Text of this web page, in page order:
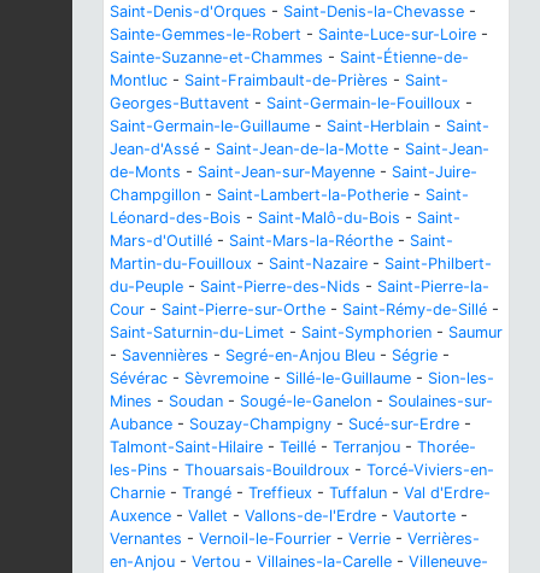
Saint-Denis-d'Orques - Saint-Denis-la-Chevasse -
Sainte-Gemmes-le-Robert - Sainte-Luce-sur-Loire -
Sainte-Suzanne-et-Chammes - Saint-Étienne-de-
Montluc - Saint-Fraimbault-de-Prières - Saint-
Georges-Buttavent - Saint-Germain-le-Fouilloux -
Saint-Germain-le-Guillaume - Saint-Herblain - Saint-
Jean-d'Assé - Saint-Jean-de-la-Motte - Saint-Jean-
de-Monts - Saint-Jean-sur-Mayenne - Saint-Juire-
Champgillon - Saint-Lambert-la-Potherie - Saint-
Léonard-des-Bois - Saint-Malô-du-Bois - Saint-
Mars-d'Outillé - Saint-Mars-la-Réorthe - Saint-
Martin-du-Fouilloux - Saint-Nazaire - Saint-Philbert-
du-Peuple - Saint-Pierre-des-Nids - Saint-Pierre-la-
Cour - Saint-Pierre-sur-Orthe - Saint-Rémy-de-Sillé -
Saint-Saturnin-du-Limet - Saint-Symphorien - Saumur
- Savennières - Segré-en-Anjou Bleu - Ségrie -
Sévérac - Sèvremoine - Sillé-le-Guillaume - Sion-les-
Mines - Soudan - Sougé-le-Ganelon - Soulaines-sur-
Aubance - Souzay-Champigny - Sucé-sur-Erdre -
Talmont-Saint-Hilaire - Teillé - Terranjou - Thorée-
les-Pins - Thouarsais-Bouildroux - Torcé-Viviers-en-
Charnie - Trangé - Treffieux - Tuffalun - Val d'Erdre-
Auxence - Vallet - Vallons-de-l'Erdre - Vautorte -
Vernantes - Vernoil-le-Fourrier - Verrie - Verrières-
en-Anjou - Vertou - Villaines-la-Carelle - Villeneuve-